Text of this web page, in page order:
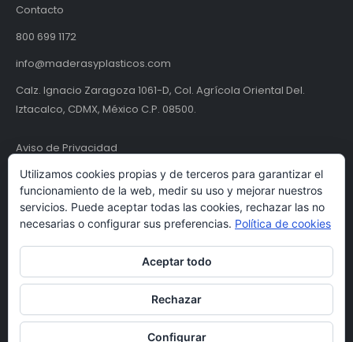
Contacto
800 699 1172
info@maderasyplasticos.com
Calz. Ignacio Zaragoza 1061-D, Col. Agrícola Oriental Del.
Iztacalco, CDMX, México C.P. 08500.
Aviso de Privacidad
Términos y condiciones
© Maderas y Plásticos S.A. de C.V. | MYPSA 2024. Todos los derechos
Utilizamos cookies propias y de terceros para garantizar el
funcionamiento de la web, medir su uso y mejorar nuestros
servicios. Puede aceptar todas las cookies, rechazar las no
necesarias o configurar sus preferencias. Política de cookies
Aceptar todo
Rechazar
Configurar